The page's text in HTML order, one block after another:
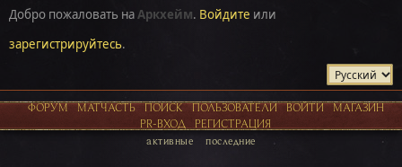
Добро пожаловать наАркхейм. Войдите или
зарегистрируйтесь.
ФОРУМ МАТЧАСТЬ ПОИСК ПОЛЬЗОВАТЕЛИ ВОЙТИ
МАГАЗИН
PR-ВХОД
РЕГИСТРАЦИЯ
активные последние